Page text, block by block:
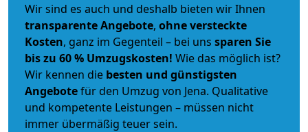
Wir sind es auch und deshalb bieten wir Ihnen
transparente Angebote, ohne versteckte
Kosten, ganz im Gegenteil – bei uns sparen Sie
bis zu 60 % Umzugskosten! Wie das möglich ist?
Wir kennen die besten und günstigsten
Angebotefür den Umzug von Jena. Qualitative
und kompetente Leistungen – müssen nicht
immer übermäßig teuer sein.